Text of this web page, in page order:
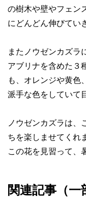
の樹木や壁やフェン
にどんどん伸びてい
またノウゼンカズラ
アブリナを含めた３
も、オレンジや黄色
派手な色をしていて
ノウゼンカズラは、
ちを楽しませてくれ
この花を見習って、
関連記事（一